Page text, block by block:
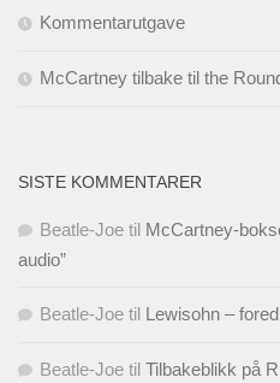
Kommentarutgave
McCartney tilbake til the
SISTE KOMMENTARER
Beatle-Joe til McCartney-
audio”
Beatle-Joe til Lewisohn –
Beatle-Joe til Tilbakeblikk på